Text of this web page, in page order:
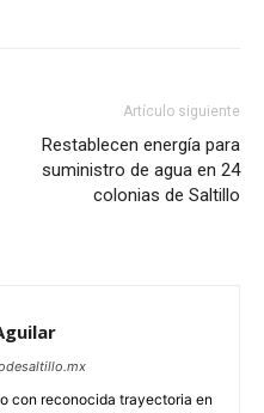
Artículo siguiente
Restablecen energía para
suministro de agua en 24
colonias de Saltillo
con reconocida trayectoria en